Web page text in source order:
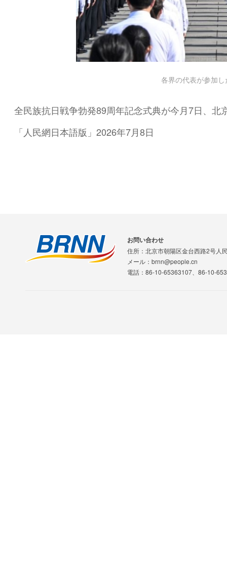
各界の代表が参加
全民族抗日戦争勃発89周年記念式典が今月7日、
「人民網日本語版」2026年7月8日
お問い合わせ
住所：北京市朝陽区金台西路2号人
メール：brnn@people.cn
電話：86-10-65363107、86-10-